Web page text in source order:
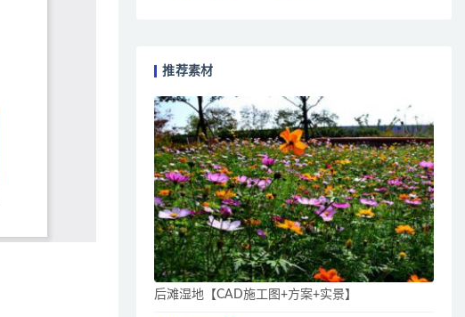
推荐素材
后滩湿地【CAD施工图+方案+实景】